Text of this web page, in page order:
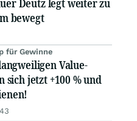
Deutz legt weiter zu
bewegt
für Gewinne
Value-
sich jetzt +100 % und